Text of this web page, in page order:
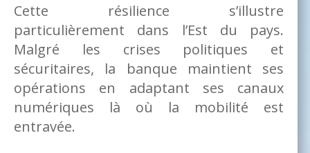
Cette résilience s’illustre
particulièrement dans l’Est du pays.
Malgré les crises politiques et
sécuritaires, la banque maintient ses
opérations en adaptant ses canaux
numériques là où la mobilité est
entravée.